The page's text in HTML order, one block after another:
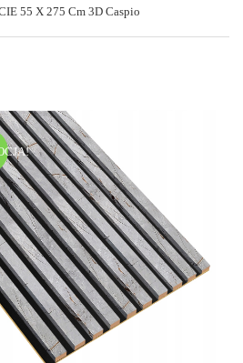
55 X 275 Cm 3D Caspio